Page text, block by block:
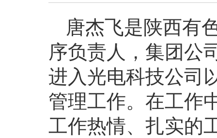
唐杰飞是陕西有
序负责人，集团公
进入光电科技公司
管理工作。在工作
工作热情、扎实的